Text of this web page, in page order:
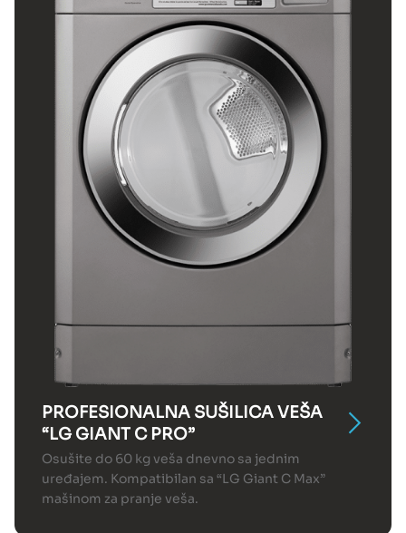
PROFESIONALNA SUŠILICA VEŠA
“LG GIANT C PRO”
Osušite do 60 kg veša dnevno sa jednim
uređajem. Kompatibilan sa “LG Giant C Max”
mašinom za pranje veša.